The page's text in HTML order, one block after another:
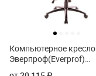
Компьютерное кресло
Эверпроф(Everprof)